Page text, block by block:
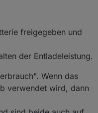
freigegeben und
der Entladeleistung.
Wenn das
verwendet wird, dann